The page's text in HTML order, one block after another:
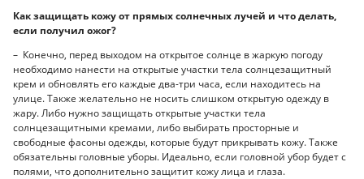
Как защищать кожу от прямых солнечных лучей и что делать,
если получил ожог?
– Конечно, перед выходом на открытое солнце в жаркую погоду
необходимо нанести на открытые участки тела солнцезащитный
крем и обновлять его каждые два-три часа, если находитесь на
улице. Также желательно не носить слишком открытую одежду в
жару. Либо нужно защищать открытые участки тела
солнцезащитными кремами, либо выбирать просторные и
свободные фасоны одежды, которые будут прикрывать кожу. Также
обязательны головные уборы. Идеально, если головной убор будет с
полями, что дополнительно защитит кожу лица и глаза.